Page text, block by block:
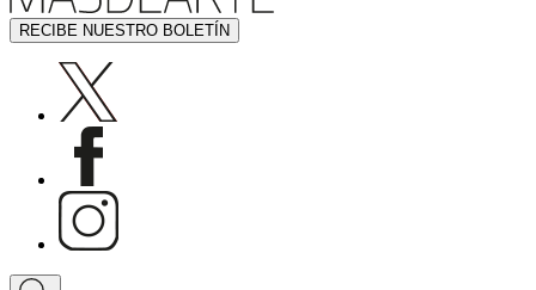
RECIBE NUESTRO BOLETÍN